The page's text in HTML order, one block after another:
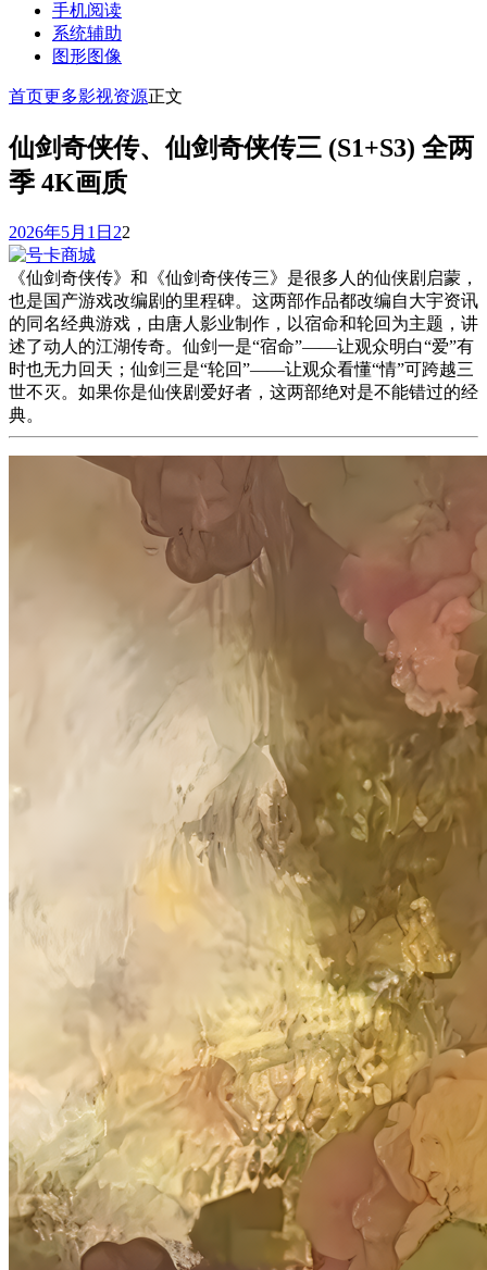
手机阅读
系统辅助
图形图像
首页更多影视资源正文
仙剑奇侠传、仙剑奇侠传三 (S1+S3) 全两
季 4K画质
2026年5月1日 22
《仙剑奇侠传》和《仙剑奇侠传三》是很多人的仙侠剧启蒙，
也是国产游戏改编剧的里程碑。这两部作品都改编自大宇资讯
的同名经典游戏，由唐人影业制作，以宿命和轮回为主题，讲
述了动人的江湖传奇。仙剑一是“宿命”——让观众明白“爱”有
时也无力回天；仙剑三是“轮回”——让观众看懂“情”可跨越三
世不灭。如果你是仙侠剧爱好者，这两部绝对是不能错过的经
典。